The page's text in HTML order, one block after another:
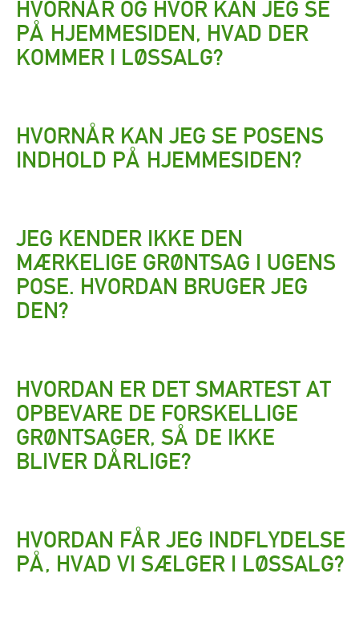
HVORNÅR OG HVOR KAN JEG SE
PÅ HJEMMESIDEN, HVAD DER
KOMMER I LØSSALG?
HVORNÅR KAN JEG SE POSENS
INDHOLD PÅ HJEMMESIDEN?
JEG KENDER IKKE DEN
MÆRKELIGE GRØNTSAG I UGENS
POSE. HVORDAN BRUGER JEG
DEN?
HVORDAN ER DET SMARTEST AT
OPBEVARE DE FORSKELLIGE
GRØNTSAGER, SÅ DE IKKE
BLIVER DÅRLIGE?
HVORDAN FÅR JEG INDFLYDELSE
PÅ, HVAD VI SÆLGER I LØSSALG?